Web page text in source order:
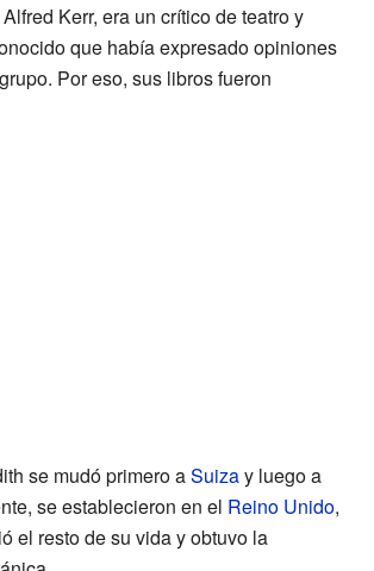
Kerr, era un crítico de teatro y
que había expresado opiniones
Por eso, sus libros fueron
se mudó primero aSuizay luego a
se establecieron en el Reino Unido,
el resto de su vida y obtuvo la